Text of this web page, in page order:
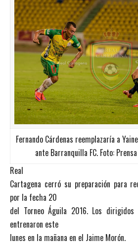
Fernando Cárdenas reemplazaría a
ante Barranquilla FC. Foto:
Real
Cartagena cerró su preparación para
por la fecha 20
del Torneo Águila 2016. Los
entrenaron este
lunes en la mañana en el Jaime Morón.